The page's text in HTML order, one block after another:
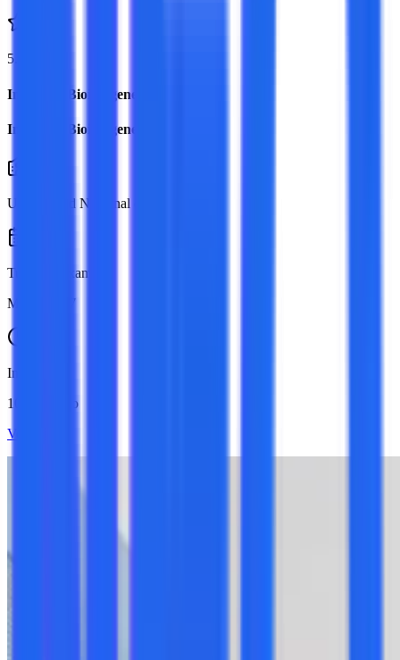
5.0
Ingreso a Bioimágenes
Ingreso a Bioimágenes
Universidad Nacional de Córdoba
Turno de examen:
Marzo 2027
Inicio:
10 de agosto
Ver más